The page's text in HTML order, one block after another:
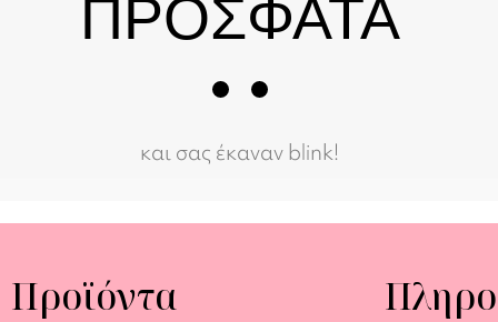
ΠΡΟΣΦΑΤΑ
και σας έκαναν blink!
Προϊόντα